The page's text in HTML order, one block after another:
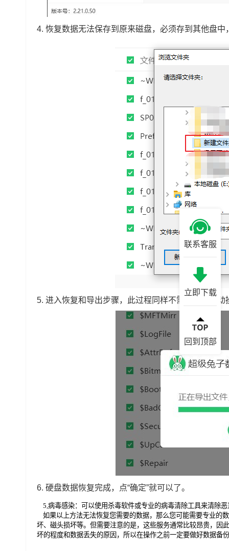
4. 恢复数据无法保存到原来磁盘，必须存到其他盘
5. 进入恢复和导出步骤，此过程同样不需要任何手动
6. 硬盘数据恢复完成，点“确定”就可以了。
5,病毒感染：可以使用杀毒软件或专业的病毒清除工具来清除
如果以上方法无法恢复您需要的数据，那么您可能需要专业的
坏、磁头损坏等。但需要注意的是，这些服务通常比较昂贵，因
坏的程度和数据丢失的原因，所以在操作之前一定要做好数据备
联系客服
立即下载
回到顶部